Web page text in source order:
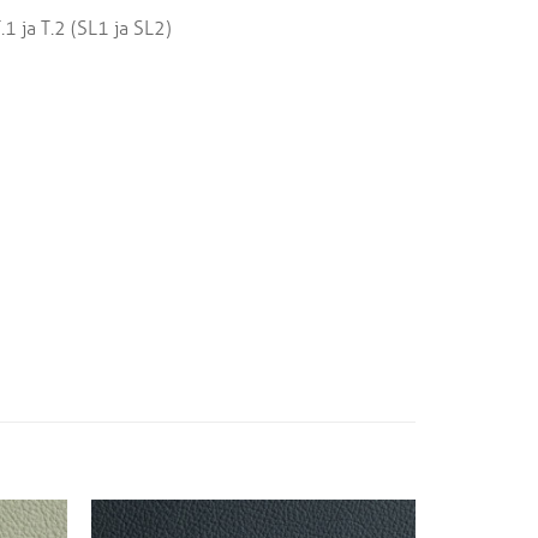
ja T.2 (SL1 ja SL2)